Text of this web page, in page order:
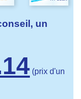
un
(prix d'un